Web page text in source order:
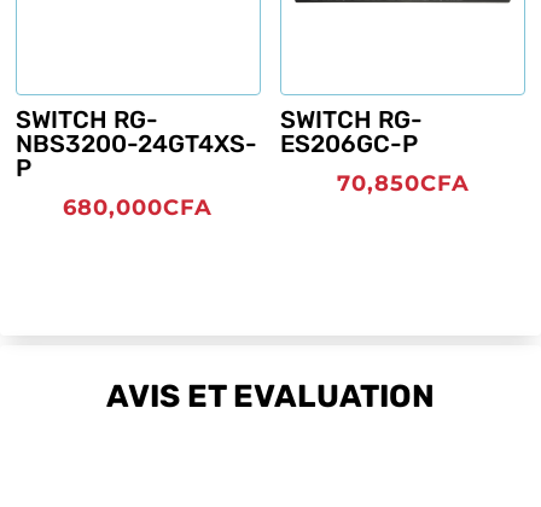
SWITCH RG-
NBS3200-24GT4XS-
P
680,000CFA
SWITCH RG-
ES206GC-P
70,850CFA
AVIS ET EVALUATION